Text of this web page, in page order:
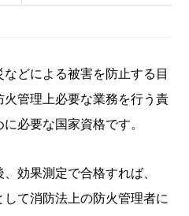
などによる被害を防止する目
管理上必要な業務を行う責
必要な国家資格です。
効果測定で合格すれば、
して消防法上の防火管理者に